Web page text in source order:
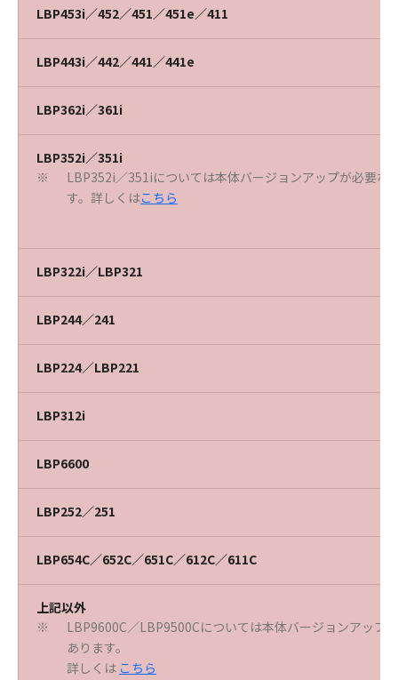
LBP453i／452／451／451e／411
LBP443i／442／441／441e
LBP362i／361i
LBP352i／351i
※
LBP352i／351iについては本体バージョンアップが必要な
す。詳しくはこちら
LBP322i／LBP321
LBP244／241
LBP224／LBP221
LBP312i
LBP6600
LBP252／251
LBP654C／652C／651C／612C／611C
上記以外
※
LBP9600C／LBP9500Cについては本体バージョンアップ
あります。
詳しくは こちら